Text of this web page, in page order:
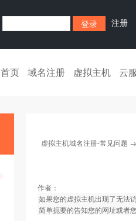
注册
首页 域名注册 虚拟主机 云
虚拟主机域名注册-常见问题
作者：
如果您的虚拟主机出现了无法
简单扼要的告知您的网址或者